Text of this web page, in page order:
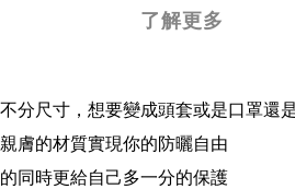
了解更多
分尺寸，想要變成頭套或是口罩還
膚的材質實現你的防曬自由
同時更給自己多一分的保護